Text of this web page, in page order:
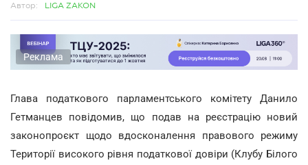
Автор: LIGA ZAKON
Реклама
Глава податкового парламентського комітету Данило
Гетманцев повідомив, що подав на реєстрацію новий
законопроєкт щодо вдосконалення правового режиму
Території високого рівня податкової довіри (Клубу Білого